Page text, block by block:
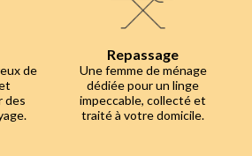
de
des
Repassage
Une femme de ménage
dédiée pour un linge
impeccable, collecté et
traité à votre domicile.